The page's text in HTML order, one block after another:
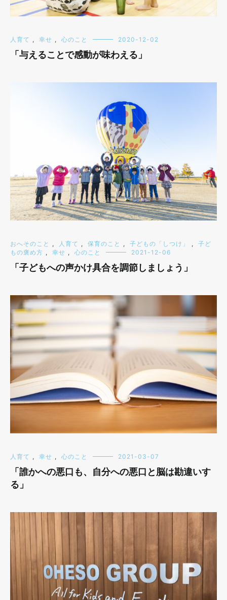
人育て , 幸せ , 心のこと 2020-12-02
「与えることで感動が味わえる」
おへそのこと , 人育て , 保育のこと , 子どもの「しつけ」 ,
子ど
もの褒め方 , 幸せ , 心のこと 2021-12-06
「子どもへの声かけ具合を調節しましょう」
人育て , 幸せ , 心のこと 2021-03-07
「誰かへの悪口も、自分への悪口と脳は勘違いす
る」